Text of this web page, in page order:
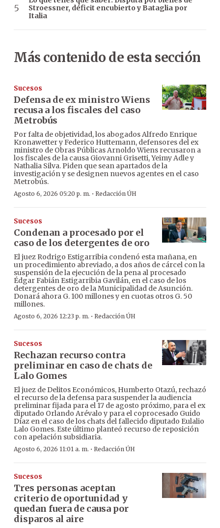
Stroessner, déficit encubierto y Bataglia por
Italia
Más contenido de esta sección
Sucesos
Defensa de ex ministro Wiens
recusa a los fiscales del caso
Metrobús
Por falta de objetividad, los abogados Alfredo Enrique
Kronawetter y Federico Huttemann, defensores del ex
ministro de Obras Públicas Arnoldo Wiens recusaron a
los fiscales de la causa Giovanni Grisetti, Yeimy Adle y
Nathalia Silva. Piden que sean apartados de la
investigación y se designen nuevos agentes en el caso
Metrobús.
Agosto 6, 2026 05:20 p. m. · Redacción ÚH
Sucesos
Condenan a procesado por el
caso de los detergentes de oro
El juez Rodrigo Estigarribia condenó esta mañana, en
un procedimiento abreviado, a dos años de cárcel con la
suspensión de la ejecución de la pena al procesado
Édgar Fabián Estigarribia Gavilán, en el caso de los
detergentes de oro de la Municipalidad de Asunción.
Donará ahora G. 100 millones y en cuotas otros G. 50
millones.
Agosto 6, 2026 12:23 p. m. · Redacción ÚH
Sucesos
Rechazan recurso contra
preliminar en caso de chats de
Lalo Gomes
El juez de Delitos Económicos, Humberto Otazú, rechazó
el recurso de la defensa para suspender la audiencia
preliminar fijada para el 17 de agosto próximo, para el ex
diputado Orlando Arévalo y para el coprocesado Guido
Díaz en el caso de los chats del fallecido diputado Eulalio
Lalo Gomes. Este último planteó recurso de reposición
con apelación subsidiaria.
Agosto 6, 2026 11:01 a. m. · Redacción ÚH
Sucesos
Tres personas aceptan
criterio de oportunidad y
quedan fuera de causa por
disparos al aire